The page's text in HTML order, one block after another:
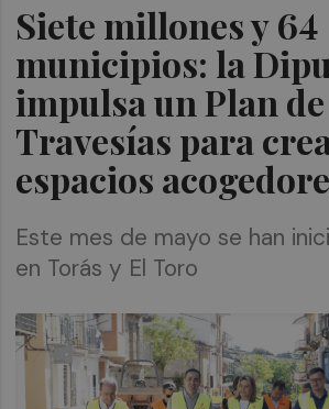
Siete millones y 64
municipios: la
impulsa un Plan de
Travesías para
espacios
Este mes de mayo se han
en Torás y El Toro